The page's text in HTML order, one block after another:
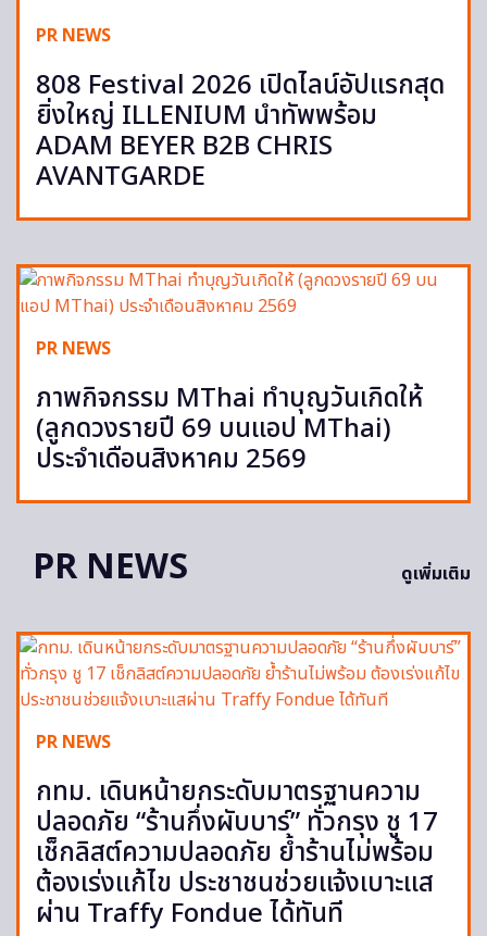
PR NEWS
808 Festival 2026 เปิดไลน์อัปแรกสุด
ยิ่งใหญ่ ILLENIUM นำทัพพร้อม
ADAM BEYER B2B CHRIS
AVANTGARDE
PR NEWS
ภาพกิจกรรม MThai ทำบุญวันเกิดให้
(ลูกดวงรายปี 69 บนแอป MThai)
ประจำเดือนสิงหาคม 2569
PR NEWS ดูเพิ่มเติม
PR NEWS
กทม. เดินหน้ายกระดับมาตรฐานความ
ปลอดภัย “ร้านกึ่งผับบาร์” ทั่วกรุง ชู 17
เช็กลิสต์ความปลอดภัย ย้ำร้านไม่พร้อม
ต้องเร่งแก้ไข ประชาชนช่วยแจ้งเบาะแส
ผ่าน Traffy Fondue ได้ทันที